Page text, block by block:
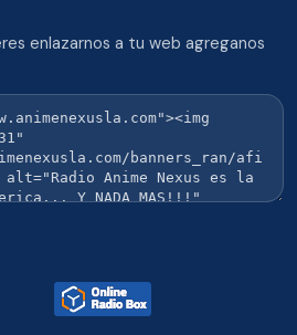
enlazarnos a tu web agreganos